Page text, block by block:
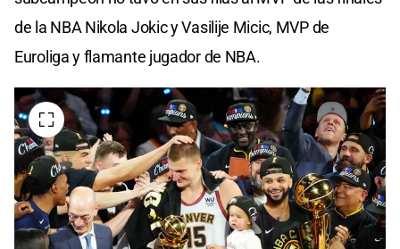
de la NBA Nikola Jokic y Vasilije Micic, MVP de
Euroliga y flamante jugador de NBA.